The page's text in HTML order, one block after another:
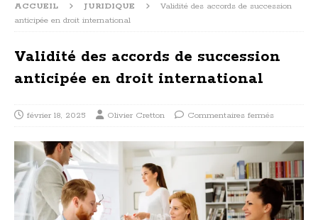
ACCUEIL JURIDIQUE
Validité des accords de succession
anticipée en droit international
Validité des accords de succession
anticipée en droit international
février 18, 2025 Olivier Cretton Commentaires fermés